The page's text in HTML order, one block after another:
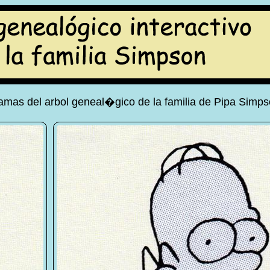
del arbol geneal�gico de la familia de Pipa